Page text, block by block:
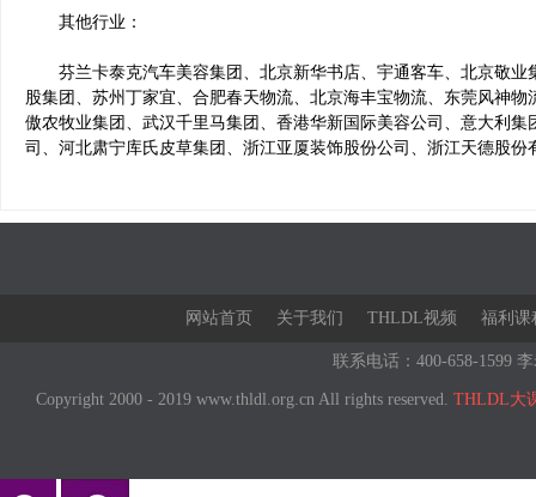
其他行业：
芬兰卡泰克汽车美容集团、北京新华书店、宇通客车、北京敬业
股集团、苏州丁家宜、合肥春天物流、北京海丰宝物流、东莞风神
傲农牧业集团、武汉千里马集团、香港华新国际美容公司、意大利
司、河北肃宁库氏皮草集团、浙江亚厦装饰股份公司、浙江天德股
网站首页 关于我们 THLDL视频 福利课
联系电话：400-658-1599
Copyright 2000 - 2019 www.thldl.org.cn All rights reserved. THLDL大